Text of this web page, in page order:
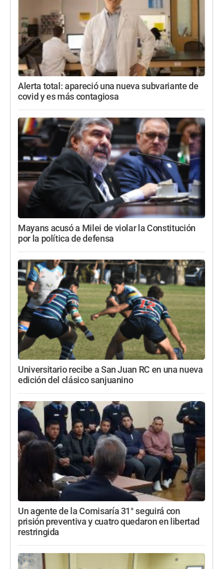
Alerta total: apareció una nueva subvariante de
covid y es más contagiosa
Mayans acusó a Milei de violar la Constitución
por la política de defensa
Universitario recibe a San Juan RC en una nueva
edición del clásico sanjuanino
Un agente de la Comisaría 31° seguirá con
prisión preventiva y cuatro quedaron en libertad
restringida